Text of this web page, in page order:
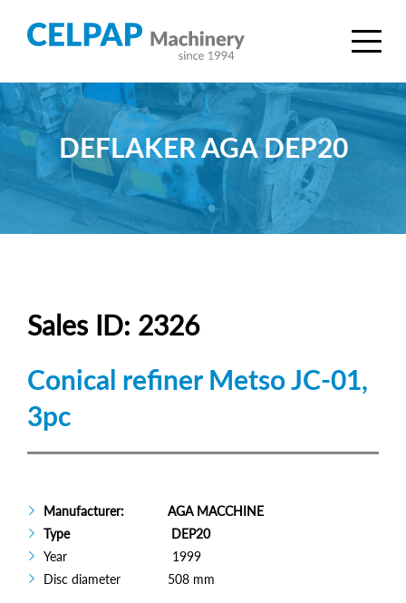
DEFLAKER AGA DEP20
Sales ID: 2326
Conical refiner Metso JC-01,
3pc
Manufacturer: AGA MACCHINE
Type DEP20
Year 1999
Disc diameter 508 mm